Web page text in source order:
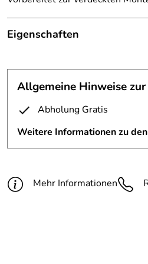
Eigenschaften
Befestigung:
mit
Maße:
Material:
1
Oberfläche:
Allgemeine Hinweise
Abholung Gratis
Weitere Informationen zu
Mehr Informationen